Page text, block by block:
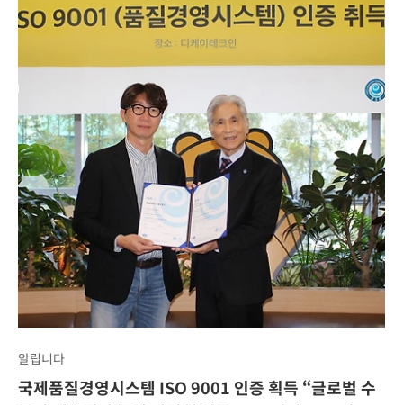
알립니다
국제품질경영시스템 ISO 9001 인증 획득 “글로벌 수